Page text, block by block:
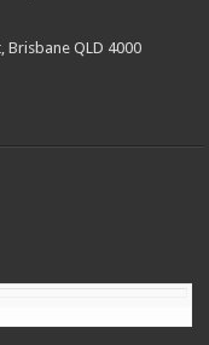
Brisbane QLD 4000